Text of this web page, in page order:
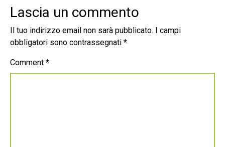
Lascia un commento
Il tuo indirizzo email non sarà pubblicato.
I campi
obbligatori sono contrassegnati *
Comment *